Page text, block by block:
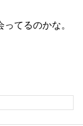
てるのかな。